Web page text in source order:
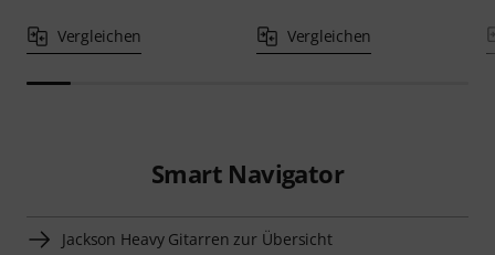
Vergleichen Vergleichen
Smart Navigator
Jackson Heavy Gitarren zur Übersicht